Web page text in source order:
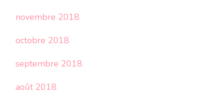
novembre 2018
octobre 2018
septembre 2018
août 2018